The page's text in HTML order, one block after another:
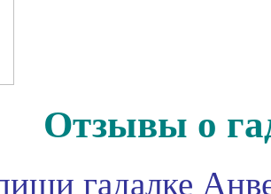
Отзывы о
гадалке